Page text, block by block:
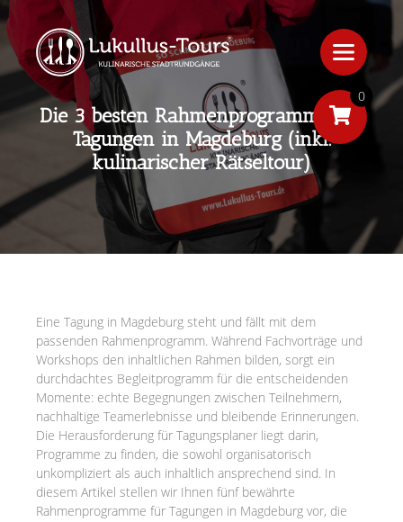
Die 3 besten Rahmenprogramme für
Tagungen in Magdeburg (inkl.
kulinarischer Rätseltour)
Eine Tagung in Magdeburg steht und fällt mit dem
passenden Rahmenprogramm. Während Fachvorträge und
Workshops den inhaltlichen Rahmen bilden, sorgt ein
durchdachtes Begleitprogramm für die entscheidenden
Momente: echte Begegnungen zwischen Teilnehmern,
nachhaltige Teamerlebnisse und bleibende Erinnerungen.
Die Herausforderung für Tagungsplaner liegt darin,
Programme zu finden, die sowohl organisatorisch
unkompliziert als auch inhaltlich ansprechend sind. In
diesem Artikel stellen wir Ihnen fünf bewährte
Rahmenprogramme für Tagungen in Magdeburg vor, die
0